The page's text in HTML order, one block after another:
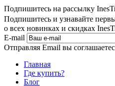
Подпишитесь на рассылку
Подпишитесь и узнавайте
о всех новинках и скидках
E-mail
Отправляя Email вы
Главная
Где купить?
Блог